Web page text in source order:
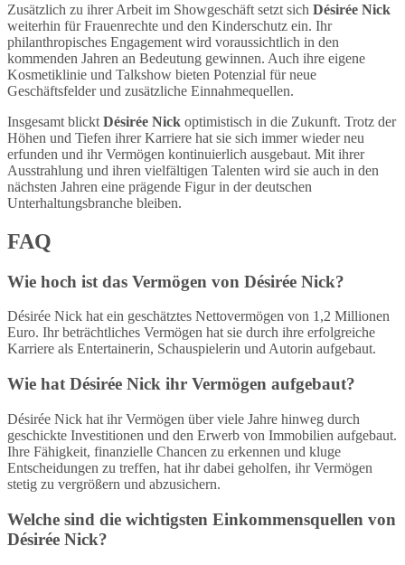
Zusätzlich zu ihrer Arbeit im Showgeschäft setzt sich Désirée Nick
weiterhin für Frauenrechte und den Kinderschutz ein. Ihr
philanthropisches Engagement wird voraussichtlich in den
kommenden Jahren an Bedeutung gewinnen. Auch ihre eigene
Kosmetiklinie und Talkshow bieten Potenzial für neue
Geschäftsfelder und zusätzliche Einnahmequellen.
Insgesamt blickt Désirée Nick optimistisch in die Zukunft. Trotz der
Höhen und Tiefen ihrer Karriere hat sie sich immer wieder neu
erfunden und ihr Vermögen kontinuierlich ausgebaut. Mit ihrer
Ausstrahlung und ihren vielfältigen Talenten wird sie auch in den
nächsten Jahren eine prägende Figur in der deutschen
Unterhaltungsbranche bleiben.
FAQ
Wie hoch ist das Vermögen von Désirée Nick?
Désirée Nick hat ein geschätztes Nettovermögen von 1,2 Millionen
Euro. Ihr beträchtliches Vermögen hat sie durch ihre erfolgreiche
Karriere als Entertainerin, Schauspielerin und Autorin aufgebaut.
Wie hat Désirée Nick ihr Vermögen aufgebaut?
Désirée Nick hat ihr Vermögen über viele Jahre hinweg durch
geschickte Investitionen und den Erwerb von Immobilien aufgebaut.
Ihre Fähigkeit, finanzielle Chancen zu erkennen und kluge
Entscheidungen zu treffen, hat ihr dabei geholfen, ihr Vermögen
stetig zu vergrößern und abzusichern.
Welche sind die wichtigsten Einkommensquellen von
Désirée Nick?